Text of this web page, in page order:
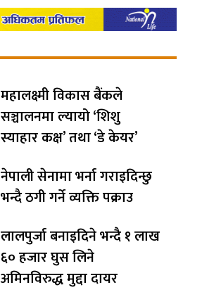
महालक्ष्मी विकास बैंकले
सञ्चालनमा ल्यायो ‘शिशु
स्याहार कक्ष’ तथा ‘डे केयर’
नेपाली सेनामा भर्ना गराइदिन्छु
भन्दै ठगी गर्ने व्यक्ति पक्राउ
लालपुर्जा बनाइदिने भन्दै १ लाख
६० हजार घुस लिने
अमिनविरुद्ध मुद्दा दायर